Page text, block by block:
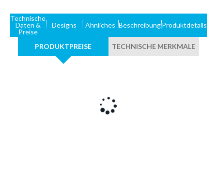
Technische
Daten &
Preise
Designs Ähnliches BeschreibungProduktdetails
PRODUKTPREISE TECHNISCHE MERKMALE